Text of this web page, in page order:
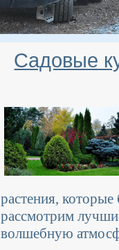
Садовые
растения, которые
рассмотрим
волшебную